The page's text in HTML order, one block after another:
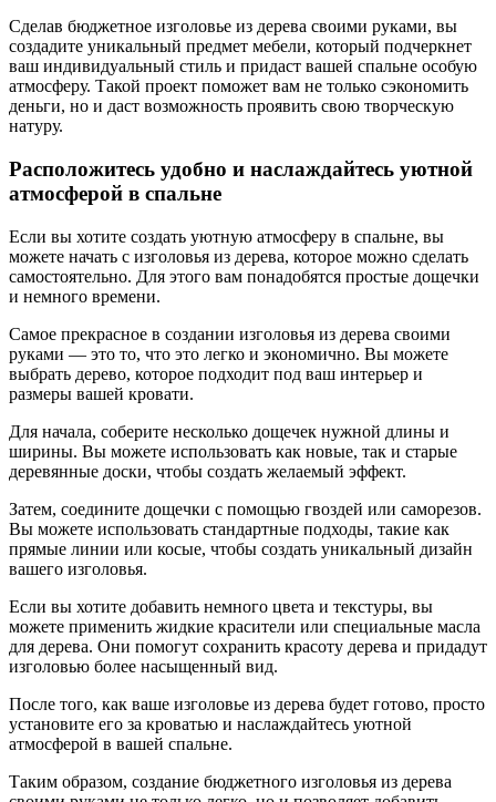
Сделав бюджетное изголовье из дерева своими руками, вы
создадите уникальный предмет мебели, который подчеркнет
ваш индивидуальный стиль и придаст вашей спальне особую
атмосферу. Такой проект поможет вам не только сэкономить
деньги, но и даст возможность проявить свою творческую
натуру.
Расположитесь удобно и наслаждайтесь уютной
атмосферой в спальне
Если вы хотите создать уютную атмосферу в спальне, вы
можете начать с изголовья из дерева, которое можно сделать
самостоятельно. Для этого вам понадобятся простые дощечки
и немного времени.
Самое прекрасное в создании изголовья из дерева своими
руками — это то, что это легко и экономично. Вы можете
выбрать дерево, которое подходит под ваш интерьер и
размеры вашей кровати.
Для начала, соберите несколько дощечек нужной длины и
ширины. Вы можете использовать как новые, так и старые
деревянные доски, чтобы создать желаемый эффект.
Затем, соедините дощечки с помощью гвоздей или саморезов.
Вы можете использовать стандартные подходы, такие как
прямые линии или косые, чтобы создать уникальный дизайн
вашего изголовья.
Если вы хотите добавить немного цвета и текстуры, вы
можете применить жидкие красители или специальные масла
для дерева. Они помогут сохранить красоту дерева и придадут
изголовью более насыщенный вид.
После того, как ваше изголовье из дерева будет готово, просто
установите его за кроватью и наслаждайтесь уютной
атмосферой в вашей спальне.
Таким образом, создание бюджетного изголовья из дерева